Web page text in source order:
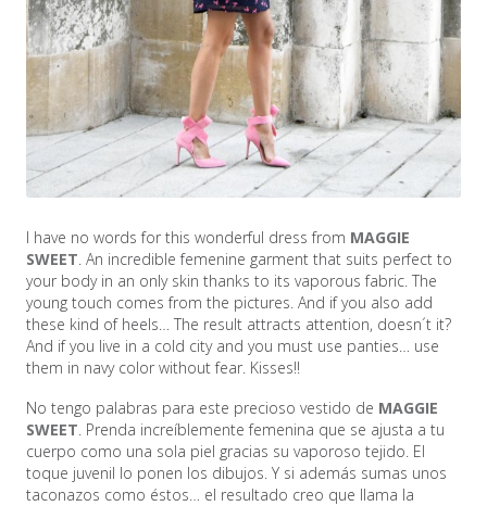
I have no words for this wonderful dress from MAGGIE
SWEET. An incredible femenine garment that suits perfect to
your body in an only skin thanks to its vaporous fabric. The
young touch comes from the pictures. And if you also add
these kind of heels… The result attracts attention, doesn´t it?
And if you live in a cold city and you must use panties… use
them in navy color without fear. Kisses!!
No tengo palabras para este precioso vestido de MAGGIE
SWEET. Prenda increíblemente femenina que se ajusta a tu
cuerpo como una sola piel gracias su vaporoso tejido. El
toque juvenil lo ponen los dibujos. Y si además sumas unos
taconazos como éstos… el resultado creo que llama la